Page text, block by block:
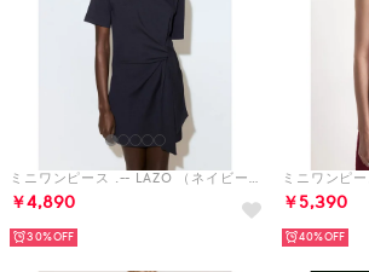
ミニワンピース .-- LAZO （ネイビーブルー）
￥4,890
30%
￥5,390
40%